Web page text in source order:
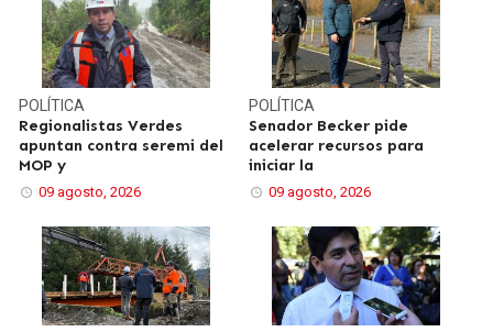
POLÍTICA
Regionalistas Verdes
apuntan contra seremi del
MOP y
09 agosto, 2026
POLÍTICA
Senador Becker pide
acelerar recursos para
iniciar la
09 agosto, 2026